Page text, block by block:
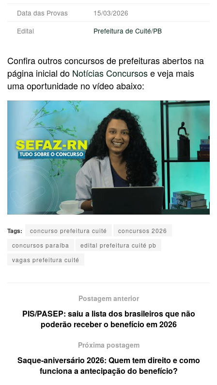
Data das Provas
15/03/2026
Edital
Prefeitura de Cuité/PB
Confira outros concursos de prefeituras abertos na
página inicial do Notícias Concursose veja mais
uma oportunidade no vídeo abaixo:
Tags: concurso prefeitura cuité
concursos 2026
concursos paraíba
edital prefeitura cuité pb
vagas prefeitura cuité
Postagem anterior
PIS/PASEP: saiu a lista dos brasileiros que não
poderão receber o benefício em 2026
Próxima postagem
Saque-aniversário 2026: Quem tem direito e como
funciona a antecipação do benefício?